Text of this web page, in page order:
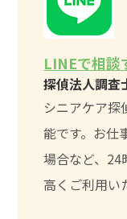
LINEで相談
探偵法人調査
シニアケア探
能です。お仕
場合など、24
高くご利用い